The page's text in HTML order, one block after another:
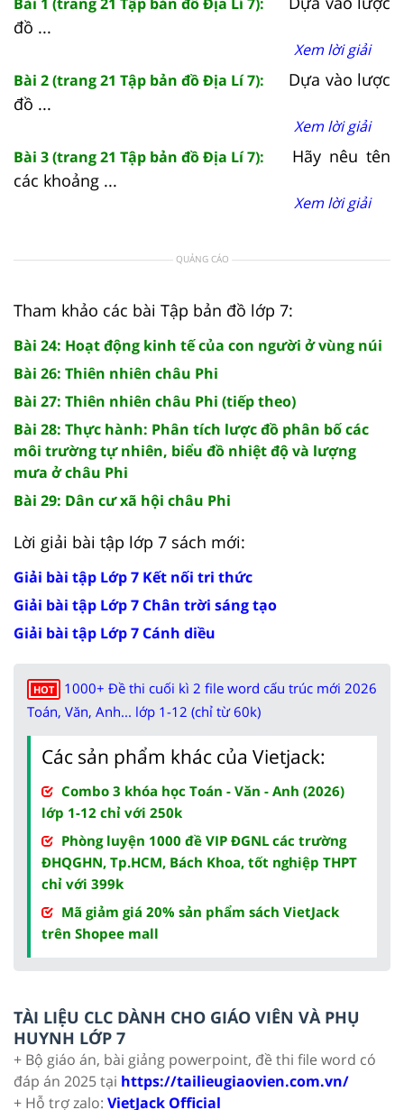
đồ ...
Xem lời giải
Bài 2 (trang 21 Tập bản đồ Địa Lí 7):
Dựa vào lược
đồ ...
Xem lời giải
Bài 3 (trang 21 Tập bản đồ Địa Lí 7):
Hãy nêu tên
các khoảng ...
Xem lời giải
QUẢNG CÁO
Tham khảo các bài Tập bản đồ lớp 7:
Bài 24: Hoạt động kinh tế của con người ở vùng núi
Bài 26: Thiên nhiên châu Phi
Bài 27: Thiên nhiên châu Phi (tiếp theo)
Bài 28: Thực hành: Phân tích lược đồ phân bố các
môi trường tự nhiên, biểu đồ nhiệt độ và lượng
mưa ở châu Phi
Bài 29: Dân cư xã hội châu Phi
Lời giải bài tập lớp 7 sách mới:
Giải bài tập Lớp 7 Kết nối tri thức
Giải bài tập Lớp 7 Chân trời sáng tạo
Giải bài tập Lớp 7 Cánh diều
HOT
1000+ Đề thi cuối kì 2 file word cấu trúc mới 2026
Toán, Văn, Anh... lớp 1-12 (chỉ từ 60k)
Các sản phẩm khác của Vietjack:
Combo 3 khóa học Toán - Văn - Anh (2026)
lớp 1-12 chỉ với 250k
Phòng luyện 1000 đề VIP ĐGNL các trường
ĐHQGHN, Tp.HCM, Bách Khoa, tốt nghiệp THPT
chỉ với 399k
Mã giảm giá 20% sản phẩm sách VietJack
trên Shopee mall
TÀI LIỆU CLC DÀNH CHO GIÁO VIÊN VÀ PHỤ
HUYNH LỚP 7
+ Bộ giáo án, bài giảng powerpoint, đề thi file word có
đáp án 2025 tại https://tailieugiaovien.com.vn/
+ Hỗ trợ zalo: VietJack Official